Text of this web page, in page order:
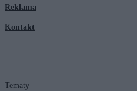
Reklama
Kontakt
Tematy